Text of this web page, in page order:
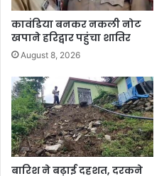
कावंडिया बनकर नकली नोट
खपाने हरिद्वार पहुंचा शातिर
August 8, 2026
बारिश ने बढ़ाई दहशत, दरकने